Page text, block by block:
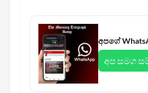
අපගේ
අප සමග